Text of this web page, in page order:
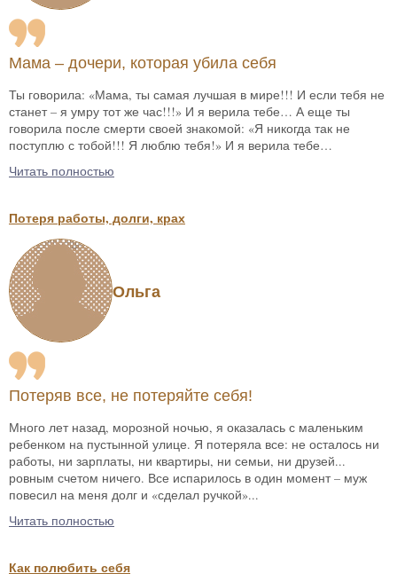
Мама – дочери, которая убила себя
Ты говорила: «Мама, ты самая лучшая в мире!!! И если тебя не
станет – я умру тот же час!!!» И я верила тебе… А еще ты
говорила после смерти своей знакомой: «Я никогда так не
поступлю с тобой!!! Я люблю тебя!» И я верила тебе…
Читать полностью
Потеря работы, долги, крах
Ольга
Потеряв все, не потеряйте себя!
Много лет назад, морозной ночью, я оказалась с маленьким
ребенком на пустынной улице. Я потеряла все: не осталось ни
работы, ни зарплаты, ни квартиры, ни семьи, ни друзей...
ровным счетом ничего. Все испарилось в один момент – муж
повесил на меня долг и «сделал ручкой»...
Читать полностью
Как полюбить себя